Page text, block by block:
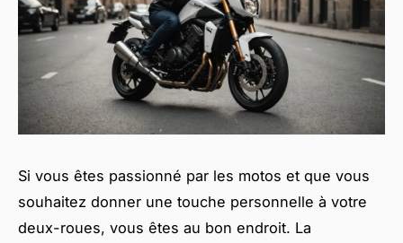
Si vous êtes passionné par les motos et que vous
souhaitez donner une touche personnelle à votre
deux-roues, vous êtes au bon endroit. La